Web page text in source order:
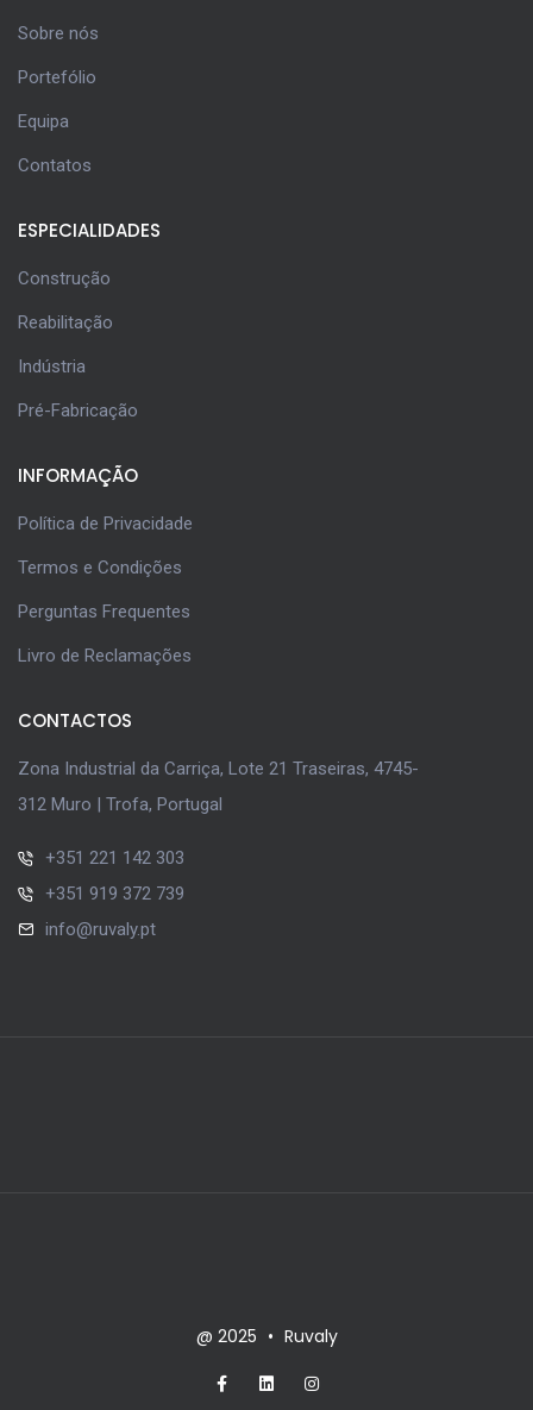
Sobre nós
Portefólio
Equipa
Contatos
ESPECIALIDADES
Construção
Reabilitação
Indústria
Pré-Fabricação
INFORMAÇÃO
Política de Privacidade
Termos e Condições
Perguntas Frequentes
Livro de Reclamações
CONTACTOS
Zona Industrial da Carriça, Lote 21 Traseiras, 4745-
312 Muro | Trofa, Portugal
+351 221 142 303
+351 919 372 739
info@ruvaly.pt
@ 2025 • Ruvaly